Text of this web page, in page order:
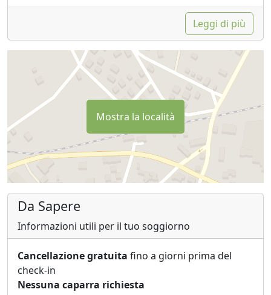
Leggi di più
Mostra la località
Da Sapere
Informazioni utili per il tuo soggiorno
Cancellazione gratuita fino a giorni prima del
check-in
Nessuna caparra richiesta